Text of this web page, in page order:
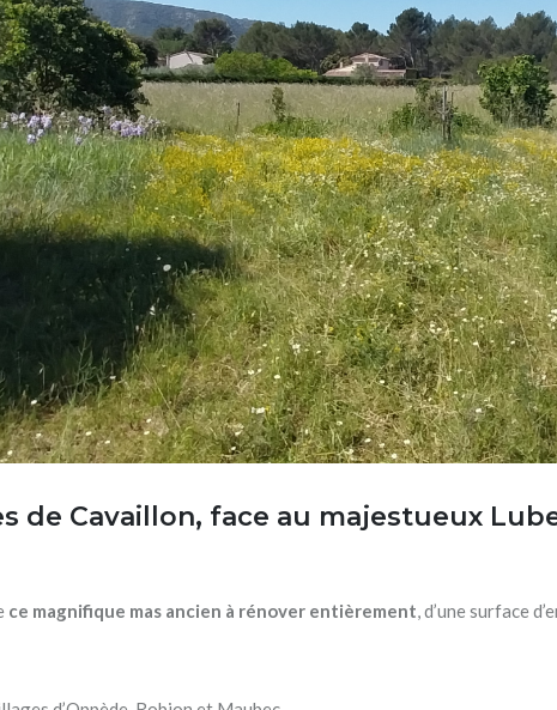
de Cavaillon, face au majestueux
ce magnifique mas ancien à rénover entièrement, d’une surface